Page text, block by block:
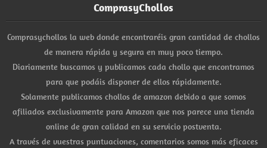
ComprasyChollos
Comprasychollos la web donde encontraréis gran cantidad de chollos
de manera rápida y segura en muy poco tiempo.
Diariamente buscamos y publicamos cada chollo que encontramos
para que podáis disponer de ellos rápidamente.
Solamente publicamos chollos de amazon debido a que somos
afiliados exclusivamente para Amazon que nos parece una tienda
online de gran calidad en su servicio postventa.
A través de vuestras puntuaciones, comentarios somos más eficaces